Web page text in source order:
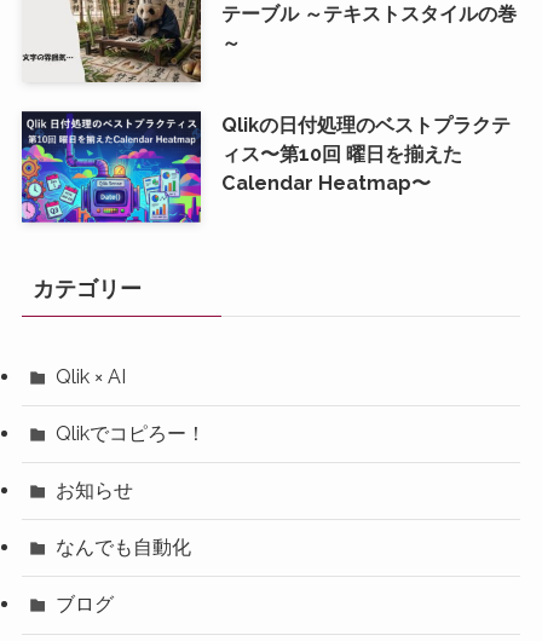
テーブル ～テキストスタイルの巻
～
Qlikの日付処理のベストプラクテ
ィス〜第10回 曜日を揃えた
Calendar Heatmap〜
カテゴリー
Qlik × AI
Qlikでコピろー！
お知らせ
なんでも自動化
ブログ